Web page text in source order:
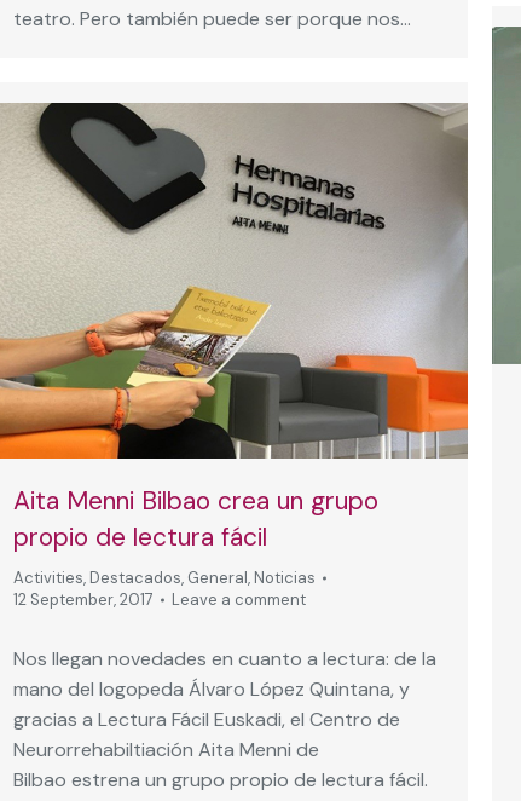
teatro. Pero también puede ser porque nos…
Aita Menni Bilbao crea un grupo
propio de lectura fácil
Activities, Destacados, General, Noticias
12 September, 2017
Leave a comment
Nos llegan novedades en cuanto a lectura: de la
mano del logopeda Álvaro López Quintana, y
gracias a Lectura Fácil Euskadi, el Centro de
Neurorrehabiltiación Aita Menni de
Bilbao estrena un grupo propio de lectura fácil.